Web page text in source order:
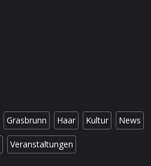
Grasbrunn Haar Kultur News
Veranstaltungen